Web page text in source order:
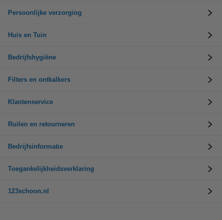
Persoonlijke verzorging
Huis en Tuin
Bedrijfshygiëne
Filters en ontkalkers
Klantenservice
Ruilen en retourneren
Bedrijfsinformatie
Toegankelijkheidsverklaring
123schoon.nl